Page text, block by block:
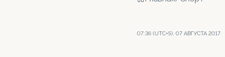
07:36 (UTC+5), 07 АВГУСТА 2017